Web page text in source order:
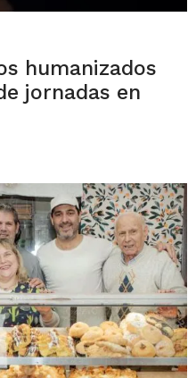
humanizados
jornadas en